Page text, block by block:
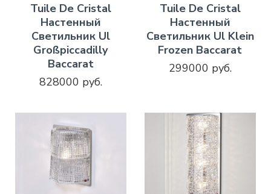
Tuile De Cristal
Настенный
Светильник Ul
Großpiccadilly
Baccarat
828000 руб.
Tuile De Cristal
Настенный
Светильник Ul Klein
Frozen Baccarat
299000 руб.